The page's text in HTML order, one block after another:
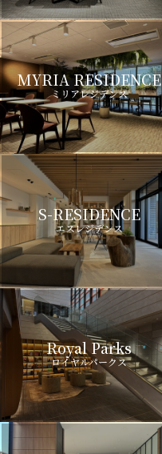
MYRIA RESIDENCE
ミリアレジデンス
S-RESIDENCE
エスレジデンス
Royal Parks
ロイヤルパークス